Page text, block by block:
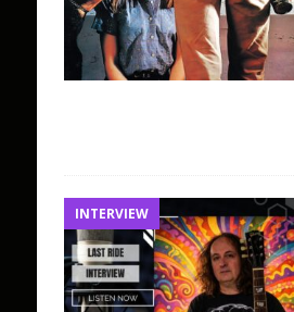
INTERVIEW